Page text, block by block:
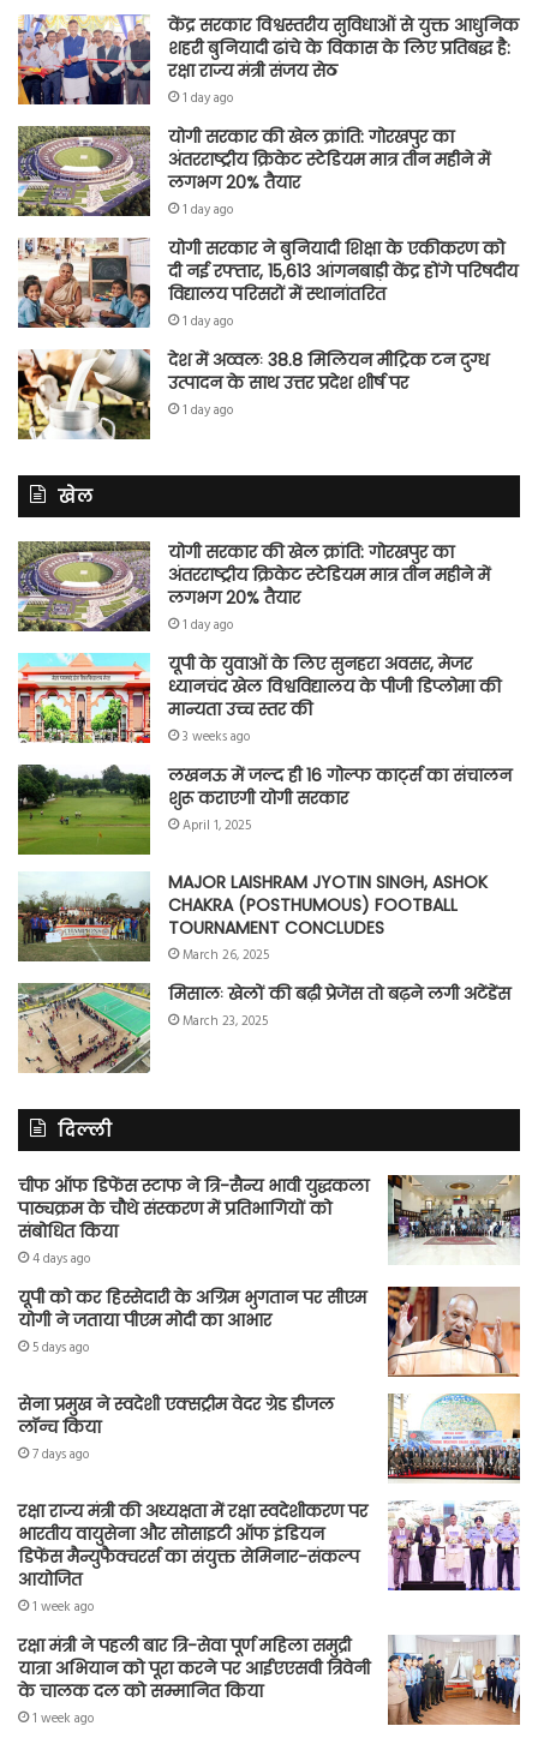
केंद्र सरकार विश्वस्तरीय सुविधाओं से युक्त आधुनिक
शहरी बुनियादी ढांचे के विकास के लिए प्रतिबद्ध है:
रक्षा राज्य मंत्री संजय सेठ
1 day ago
योगी सरकार की खेल क्रांति: गोरखपुर का
अंतरराष्ट्रीय क्रिकेट स्टेडियम मात्र तीन महीने में
लगभग 20% तैयार
1 day ago
योगी सरकार ने बुनियादी शिक्षा के एकीकरण को
दी नई रफ्तार, 15,613 आंगनबाड़ी केंद्र होंगे परिषदीय
विद्यालय परिसरों में स्थानांतरित
1 day ago
देश में अव्वलः 38.8 मिलियन मीट्रिक टन दुग्ध
उत्पादन के साथ उत्तर प्रदेश शीर्ष पर
1 day ago
खेल
योगी सरकार की खेल क्रांति: गोरखपुर का
अंतरराष्ट्रीय क्रिकेट स्टेडियम मात्र तीन महीने में
लगभग 20% तैयार
1 day ago
यूपी के युवाओं के लिए सुनहरा अवसर, मेजर
ध्यानचंद खेल विश्वविद्यालय के पीजी डिप्लोमा की
मान्यता उच्च स्तर की
3 weeks ago
लखनऊ में जल्द ही 16 गोल्फ कार्ट्स का संचालन
शुरू कराएगी योगी सरकार
April 1, 2025
MAJOR LAISHRAM JYOTIN SINGH, ASHOK
CHAKRA (POSTHUMOUS) FOOTBALL
TOURNAMENT CONCLUDES
March 26, 2025
मिसालः खेलों की बढ़ी प्रेजेंस तो बढ़ने लगी अटेंडेंस
March 23, 2025
दिल्ली
चीफ ऑफ डिफेंस स्टाफ ने त्रि-सैन्य भावी युद्धकला
पाठ्यक्रम के चौथे संस्करण में प्रतिभागियों को
संबोधित किया
4 days ago
यूपी को कर हिस्सेदारी के अग्रिम भुगतान पर सीएम
योगी ने जताया पीएम मोदी का आभार
5 days ago
सेना प्रमुख ने स्वदेशी एक्सट्रीम वेदर ग्रेड डीजल
लॉन्च किया
7 days ago
रक्षा राज्य मंत्री की अध्यक्षता में रक्षा स्वदेशीकरण पर
भारतीय वायुसेना और सोसाइटी ऑफ इंडियन
डिफेंस मैन्युफैक्चरर्स का संयुक्त सेमिनार-संकल्प
आयोजित
1 week ago
रक्षा मंत्री ने पहली बार त्रि-सेवा पूर्ण महिला समुद्री
यात्रा अभियान को पूरा करने पर आईएएसवी त्रिवेनी
के चालक दल को सम्मानित किया
1 week ago